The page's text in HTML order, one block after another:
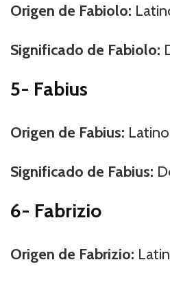
Origen de Fabiolo:
Significado de Fabiolo:
5- Fabius
Origen de Fabius:
Significado de Fabius:
6- Fabrizio
Origen de Fabrizio: